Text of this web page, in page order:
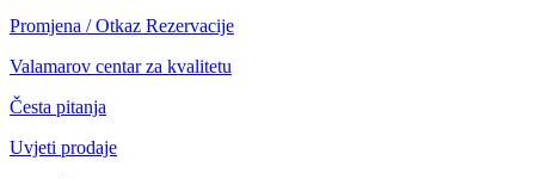
Promjena / Otkaz Rezervacije
Valamarov centar za kvalitetu
Česta pitanja
Uvjeti prodaje